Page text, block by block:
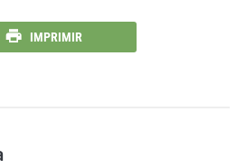
IMPRIMIR